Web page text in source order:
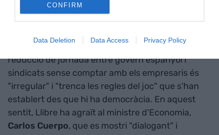
CONFIRM
Data Deletion Data Access Privacy Policy
la reducció de la jornada laboral a 37,5 hores
demana que hi hagi un acord, "com s’ha fet en 45
govern". La patronal catalana avisa que pactar la
reducció de jornada entre govern espanyol i
sindicats sense comptar amb els empresaris és
"irregular" i "trenca les regles del joc" que s'han
establert des que hi ha democràcia. En aquest
sentit, Llibre ha agraït al ministre d'Economia,
Carlos Cuerpo, que es mostri "dialogant" i